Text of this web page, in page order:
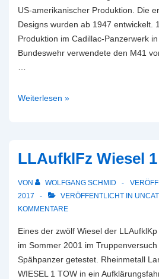
US-amerikanischer Produktion. Die
Designs wurden ab 1947 entwickelt.
Produktion im Cadillac-Panzerwerk
Bundeswehr verwendete den M41
M
Weiterlesen »
LLAufklFz Wiesel 1
VON WOLFGANG SCHMID
2017
VERÖFFENTLICHT IN
KOMMENTARE
Eines der zwölf Wiesel der
im Sommer 2001 im
Spähpanzer getestet. Rheinmetall
WIESEL 1 TOW in ein